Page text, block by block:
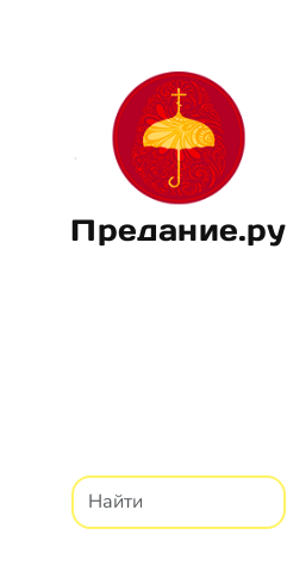
Предание.ру